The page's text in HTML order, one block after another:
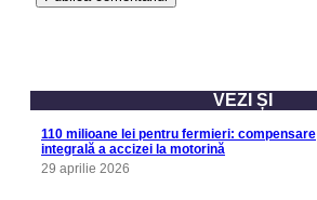
VEZI ȘI
110 milioane lei pentru fermieri: compensare
integrală a accizei la motorină
29 aprilie 2026